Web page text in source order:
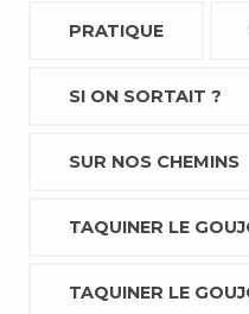
PRATIQUE
SI ON SORTAIT ?
SUR NOS CHEMINS
TAQUINER LE
TAQUINER LE